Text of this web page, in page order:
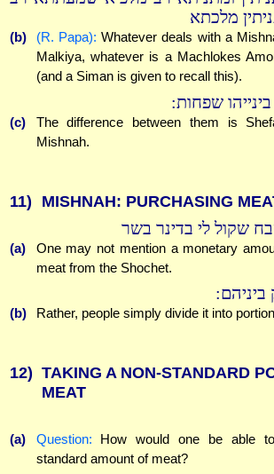
מלכתא
(b) (R. Papa): Whatever deals with a
Malkiya, whatever is a Machlokes
(and a Siman is given to recall this).
שפחות:
(c)
The difference between them is
Mishnah.
11) MISHNAH: PURCHASING
שקול לי בדינר בשר
(a)
One may not mention a monetary
meat from the Shochet.
(b) Rather, people simply divide it into
12) TAKING A NON-STANDARD
MEAT
(a) Question: How would one be able
standard amount of meat?